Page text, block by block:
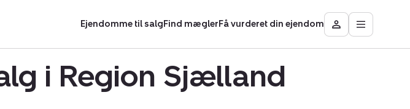
Ejendomme til salgFind mæglerFå vurderet din ejendom
Besøg
Mit
Åbn
i Region Sjælland